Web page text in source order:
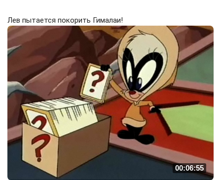
Лев пытается покорить Гималаи!
00:06:55